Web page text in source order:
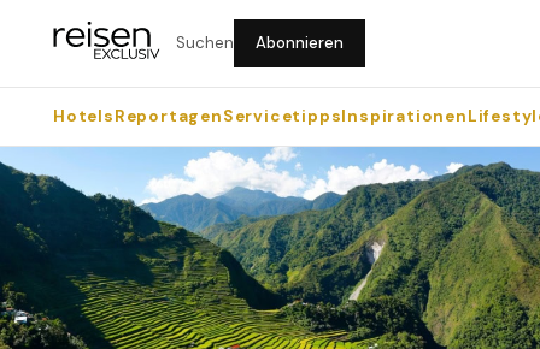
Suchen Abonnieren
HotelsReportagenServicetippsInspirationen